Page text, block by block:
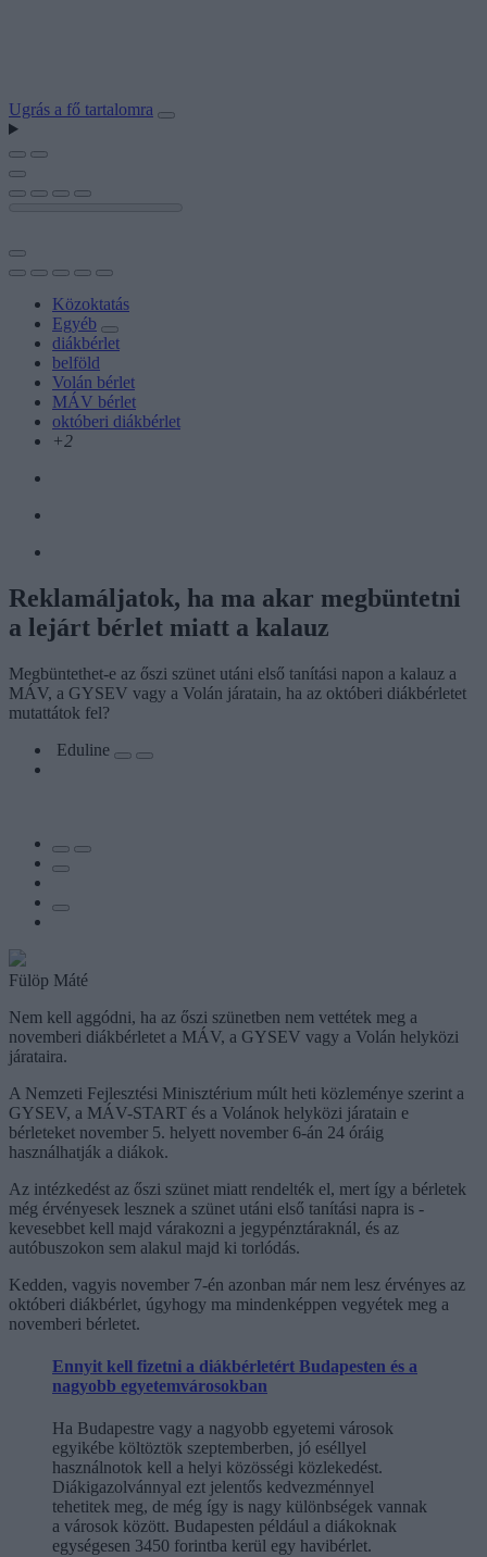
Ugrás a fő tartalomra
Közoktatás
Egyéb
diákbérlet
belföld
Volán bérlet
MÁV bérlet
októberi diákbérlet
+2
Reklamáljatok, ha ma akar megbüntetni
a lejárt bérlet miatt a kalauz
Megbüntethet-e az őszi szünet utáni első tanítási napon a kalauz a
MÁV, a GYSEV vagy a Volán járatain, ha az októberi diákbérletet
mutattátok fel?
Eduline
Fülöp Máté
Nem kell aggódni, ha az őszi szünetben nem vettétek meg a
novemberi diákbérletet a MÁV, a GYSEV vagy a Volán helyközi
járataira.
A Nemzeti Fejlesztési Minisztérium múlt heti közleménye szerint a
GYSEV, a MÁV-START és a Volánok helyközi járatain e
bérleteket november 5. helyett november 6-án 24 óráig
használhatják a diákok.
Az intézkedést az őszi szünet miatt rendelték el, mert így a bérletek
még érvényesek lesznek a szünet utáni első tanítási napra is -
kevesebbet kell majd várakozni a jegypénztáraknál, és az
autóbuszokon sem alakul majd ki torlódás.
Kedden, vagyis november 7-én azonban már nem lesz érvényes az
októberi diákbérlet, úgyhogy ma mindenképpen vegyétek meg a
novemberi bérletet.
Ennyit kell fizetni a diákbérletért Budapesten és a
nagyobb egyetemvárosokban
Ha Budapestre vagy a nagyobb egyetemi városok
egyikébe költöztök szeptemberben, jó eséllyel
használnotok kell a helyi közösségi közlekedést.
Diákigazolvánnyal ezt jelentős kedvezménnyel
tehetitek meg, de még így is nagy különbségek vannak
a városok között. Budapesten például a diákoknak
egységesen 3450 forintba kerül egy havibérlet.